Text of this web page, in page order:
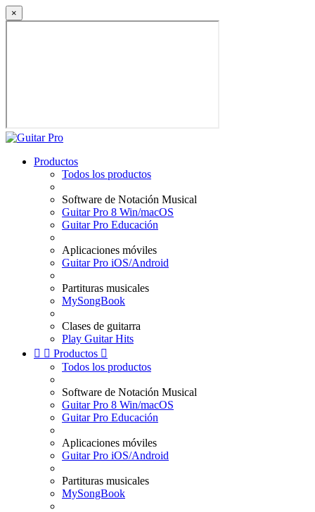
×
Productos
Todos los productos
Software de Notación Musical
Guitar Pro 8 Win/macOS
Guitar Pro Educación
Aplicaciones móviles
Guitar Pro iOS/Android
Partituras musicales
MySongBook
Clases de guitarra
Play Guitar Hits
  Productos 
Todos los productos
Software de Notación Musical
Guitar Pro 8 Win/macOS
Guitar Pro Educación
Aplicaciones móviles
Guitar Pro iOS/Android
Partituras musicales
MySongBook